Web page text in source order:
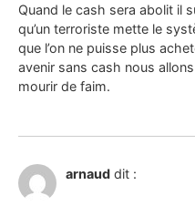
Quand le cash sera abolit il
qu’un terroriste mette le
que l’on ne puisse plus
avenir sans cash nous
mourir de faim.
arnaud dit :